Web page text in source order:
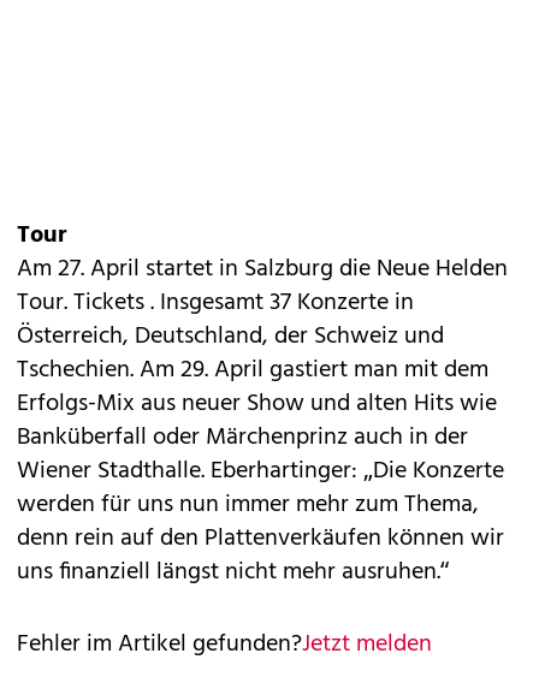
Tour
Am 27. April startet in Salzburg die Neue Helden
Tour.Tickets. Insgesamt 37 Konzerte in
Österreich, Deutschland, der Schweiz und
Tschechien. Am 29. April gastiert man mit dem
Erfolgs-Mix aus neuer Show und alten Hits wie
Banküberfall oder Märchenprinz auch in der
Wiener Stadthalle. Eberhartinger: „Die Konzerte
werden für uns nun immer mehr zum Thema,
denn rein auf den Plattenverkäufen können wir
uns finanziell längst nicht mehr ausruhen.“
Fehler im Artikel gefunden?Jetzt melden